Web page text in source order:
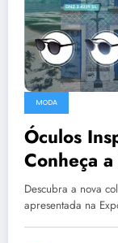
MODA
Óculos
Conheça
das
Descubra a nova
apresentada na